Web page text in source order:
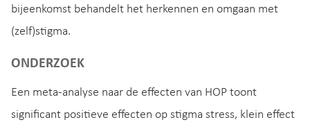
bijeenkomst behandelt het herkennen en omgaan met
(zelf)stigma.
ONDERZOEK
Een meta-analyse naar de effecten van HOP toont
significant positieve effecten op stigma stress, klein effect